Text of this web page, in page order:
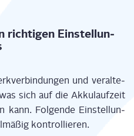
rich­ti­gen Ein­stel­lun­
und ver­al­te­
sich auf die Akku­lauf­zeit
kann. Fol­gen­de Ein­stel­lun­
kontrollieren.